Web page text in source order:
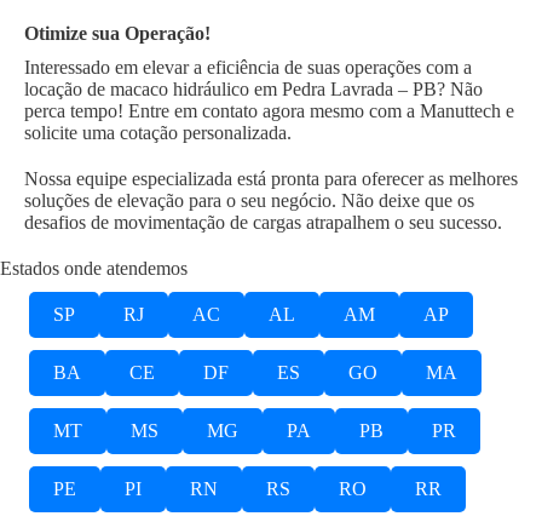
Otimize sua Operação!
Interessado em elevar a eficiência de suas operações com a
locação de macaco hidráulico em Pedra Lavrada – PB? Não
perca tempo! Entre em contato agora mesmo com a Manuttech e
solicite uma cotação personalizada.
Nossa equipe especializada está pronta para oferecer as melhores
soluções de elevação para o seu negócio. Não deixe que os
desafios de movimentação de cargas atrapalhem o seu sucesso.
Estados onde atendemos
SP RJ AC AL AM AP
BA CE DF ES GO MA
MT MS MG PA PB PR
PE PI RN RS RO RR